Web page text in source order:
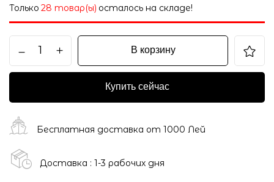
Только 28 товар(ы) осталось на складе!
В корзину
Купить сейчас
Бесплатная доставка от 1000 Лей
Доставка : 1-3 рабочих дня